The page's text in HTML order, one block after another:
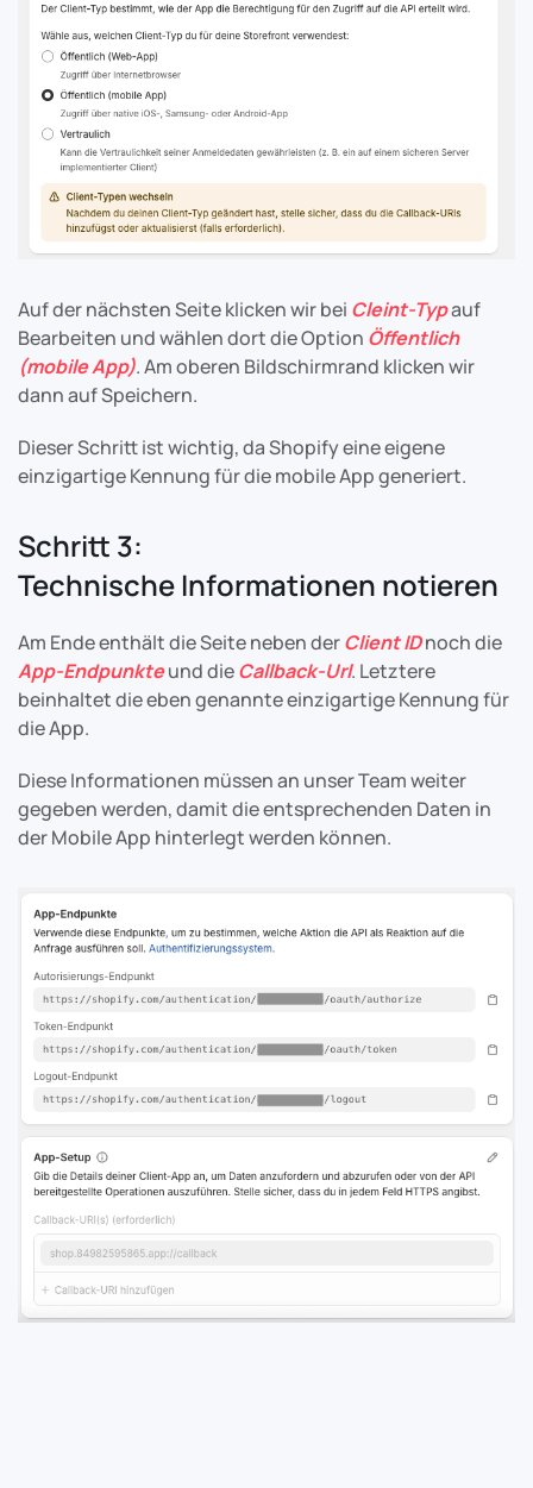
Auf der nächsten Seite klicken wir bei Cleint-Typauf
Bearbeiten und wählen dort die Option Öffentlich
(mobile App). Am oberen Bildschirmrand klicken wir
dann auf Speichern.
Dieser Schritt ist wichtig, da Shopify eine eigene
einzigartige Kennung für die mobile App generiert.
Schritt 3:
Technische Informationen notieren
Am Ende enthält die Seite neben derClient IDnoch die
App-Endpunkteund dieCallback-Url. Letztere
beinhaltet die eben genannte einzigartige Kennung für
die App.
Diese Informationen müssen an unser Team weiter
gegeben werden, damit die entsprechenden Daten in
der Mobile App hinterlegt werden können.